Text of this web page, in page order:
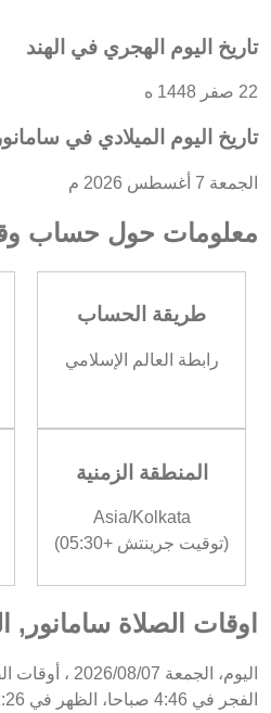
تاريخ اليوم الهجري في الهند
22 صفر 1448 ه
تاريخ اليوم الميلادي في سامانور
الجمعة 7 أغسطس 2026 م
معلومات حول حساب
طريقة الحساب
رابطة العالم الإسلامي
المنطقة الزمنية
Asia/Kolkata
(توقيت جرينتش +05:30)
اوقات الصلاة سامانور,
اليوم، الجمعة